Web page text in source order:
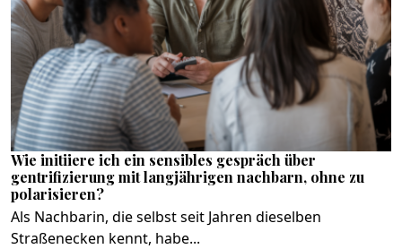
Wie initiiere ich ein sensibles gespräch über
gentrifizierung mit langjährigen nachbarn, ohne zu
polarisieren?
Als Nachbarin, die selbst seit Jahren dieselben
Straßenecken kennt, habe...